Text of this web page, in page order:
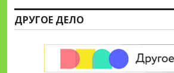
ДРУГОЕ ДЕЛО